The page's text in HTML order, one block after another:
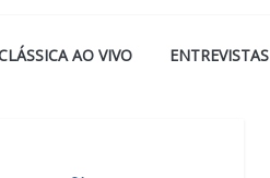
AO VIVO ENTREVISTAS